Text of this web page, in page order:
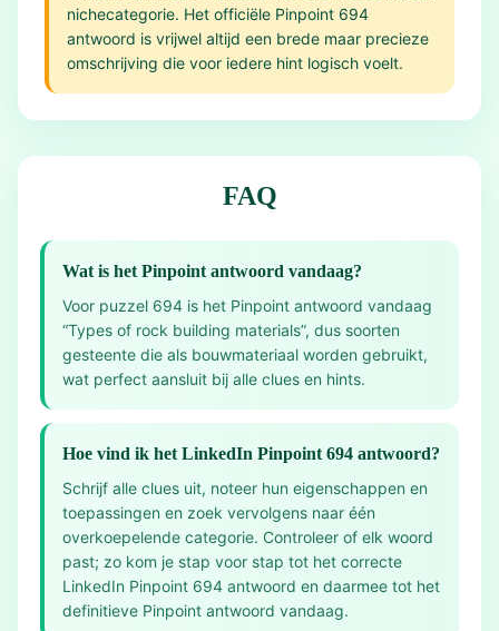
nichecategorie. Het officiële Pinpoint 694
antwoord is vrijwel altijd een brede maar precieze
omschrijving die voor iedere hint logisch voelt.
FAQ
Wat is het Pinpoint antwoord vandaag?
Voor puzzel 694 is het Pinpoint antwoord vandaag
“Types of rock building materials”, dus soorten
gesteente die als bouwmateriaal worden gebruikt,
wat perfect aansluit bij alle clues en hints.
Hoe vind ik het LinkedIn Pinpoint 694 antwoord?
Schrijf alle clues uit, noteer hun eigenschappen en
toepassingen en zoek vervolgens naar één
overkoepelende categorie. Controleer of elk woord
past; zo kom je stap voor stap tot het correcte
LinkedIn Pinpoint 694 antwoord en daarmee tot het
definitieve Pinpoint antwoord vandaag.